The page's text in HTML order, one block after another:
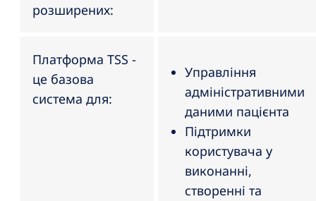
розширених:
Платформа TSS -
це базова
система для:
Управління
адміністративними
даними пацієнта
Підтримки
користувача у
виконанні,
створенні та